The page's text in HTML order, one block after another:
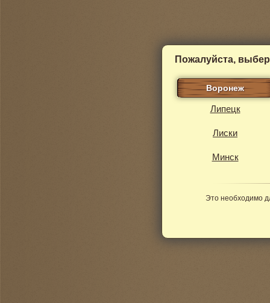
Пожалуйста,
Воронеж
Липецк
Лиски
Минск
Это необходимо